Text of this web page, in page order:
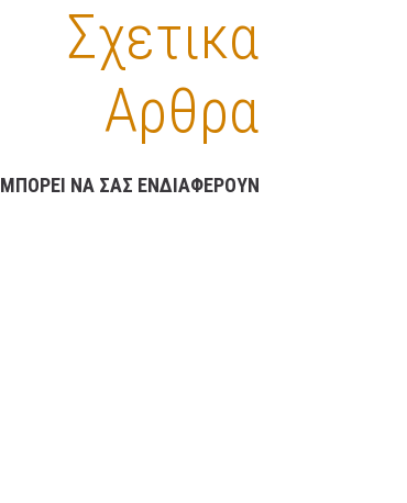
16 ΦΕΒΡΟΥΑΡΊΟΥ, 2023 3:35 ΜΜ
ΟΙΚΟΝΟΜΙΑ/ ΚΑΛΑΘΙ ΝΟΙΚΟΚΥΡΙΟΥ
ΠΡΟΓΝΩΣΗ ΚΑΙΡΟΥ
ΕΛΛΑΔΑΣ ΓΙΑ ΚΑΤΑ
ΠΕΜΠΤΗ ΚΑΙ ΑΥΡΙΟ
Σχετικα
Αρθρα
ΜΠΟΡΕΙ ΝΑ ΣΑΣ ΕΝΔΙΑΦΕΡΟΥΝ